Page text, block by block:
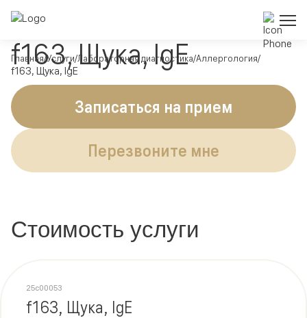
Главная Услуги Лабораторная диагностика Аллергология
f163, Щука, IgE
f163, Щука, IgE
Записаться на прием
Перезвоните мне
Стоимость услуги
f163, Щука, IgE
25c00053